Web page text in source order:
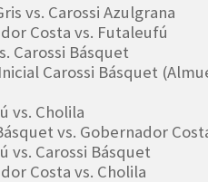
vs. Carossi Azulgrana
Costa vs. Futaleufú
Carossi Básquet
Carossi Básquet
vs. Cholila
vs. Gobernador
vs. Carossi Básquet
Costa vs. Cholila